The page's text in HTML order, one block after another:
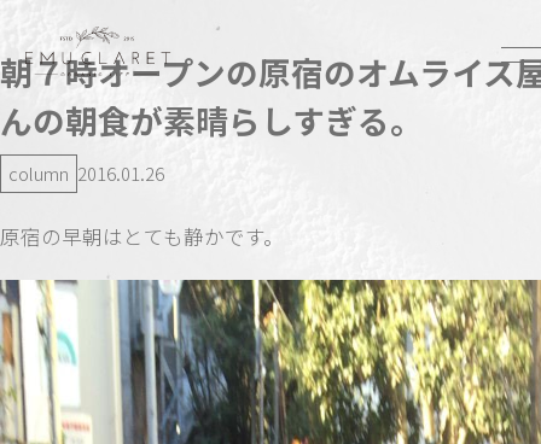
朝７時オープンの原宿のオムライス
んの朝食が素晴らしすぎる。
column 2016.01.26
原宿の早朝はとても静かです。